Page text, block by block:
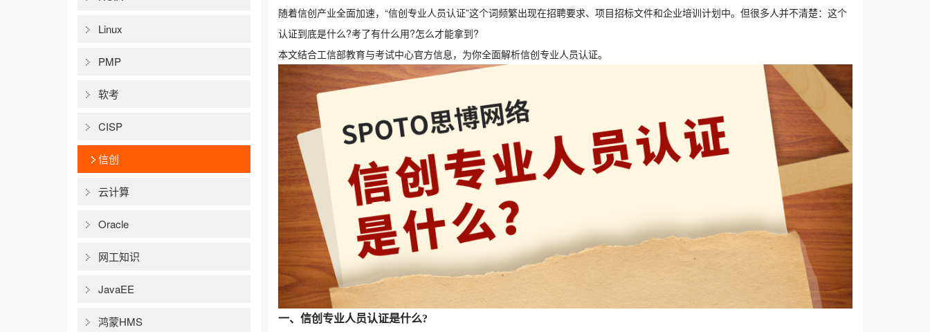
Linux
PMP
软考
CISP
信创
云计算
Oracle
网工知识
JavaEE
鸿蒙HMS
随着信创产业全面加速，“信创专业人员认证”这个词频繁出现在招聘要求、项目招标文件和企业培训计划中。但很多人并不清楚：这个
认证到底是什么?考了有什么用?怎么才能拿到?
本文结合工信部教育与考试中心官方信息，为你全面解析信创专业人员认证。
一、信创专业人员认证是什么?